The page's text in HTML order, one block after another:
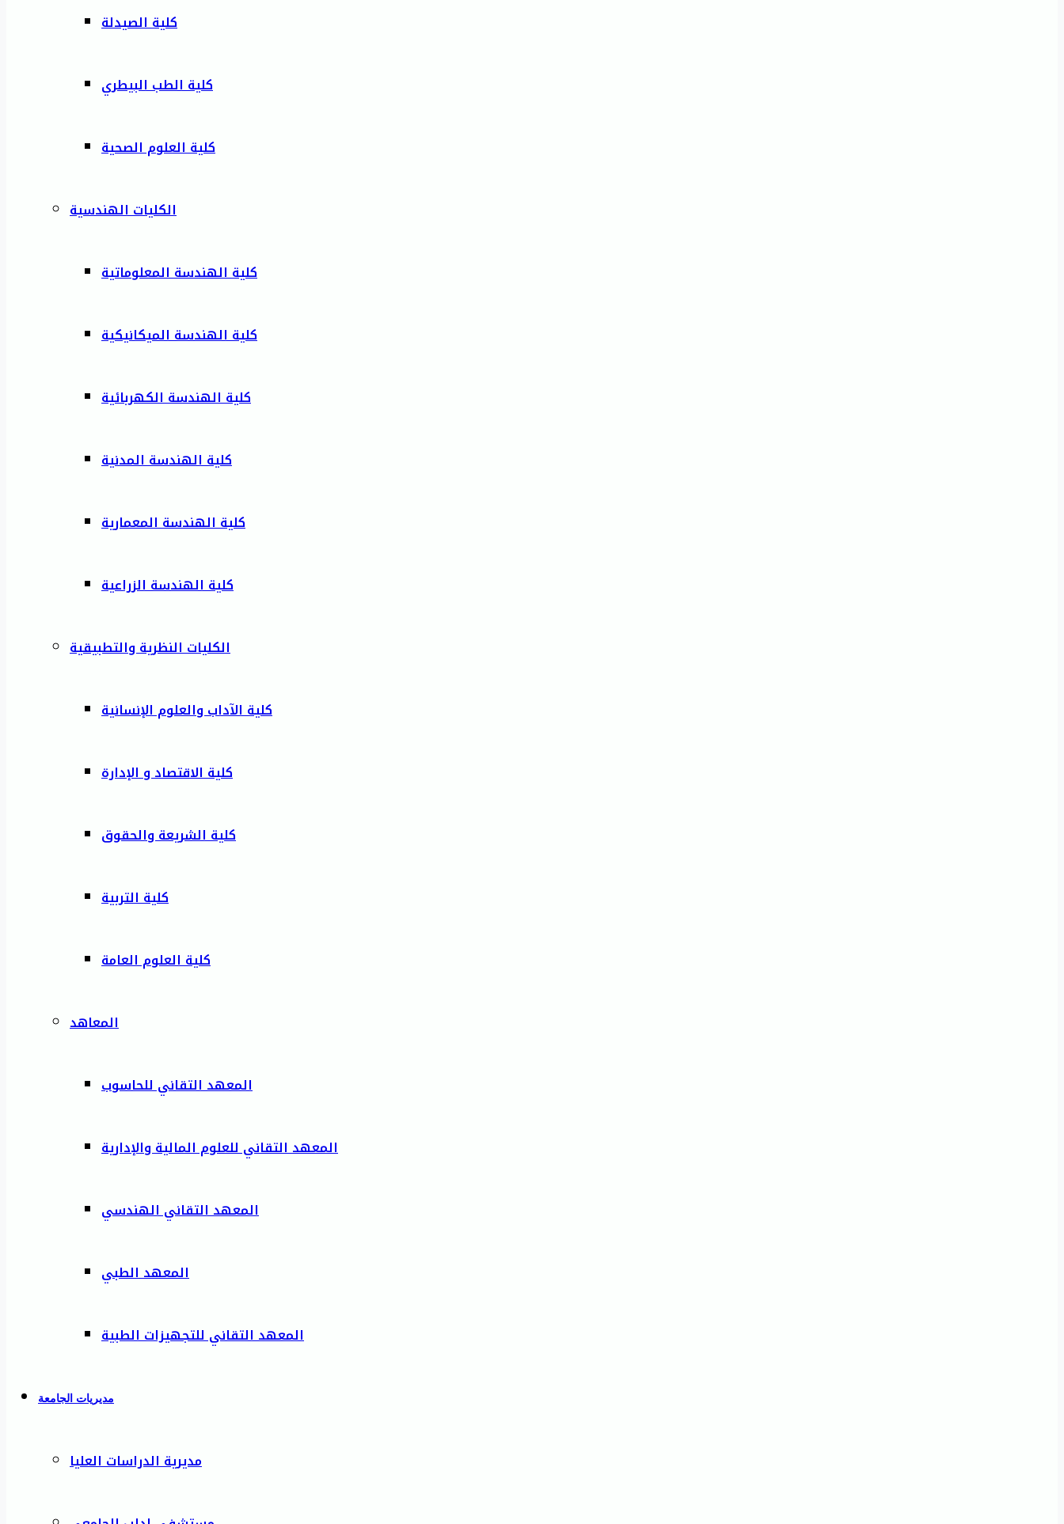
كلية الصيدلة
كلية الطب البيطري
كلية العلوم الصحية
الكليات الهندسية
كلية الهندسة المعلوماتية
كلية الهندسة الميكانيكية
كلية الهندسة الكهربائية
كلية الهندسة المدنية
كلية الهندسة المعمارية
كلية الهندسة الزراعية
الكليات النظرية والتطبيقية
كلية الآداب والعلوم الإنسانية
كلية الاقتصاد و الإدارة
كلية الشريعة والحقوق
كلية التربية
كلية العلوم العامة
المعاهد
المعهد التقاني للحاسوب
المعهد التقاني للعلوم المالية والإدارية
المعهد التقاني الهندسي
المعهد الطبي
المعهد التقاني للتجهيزات الطبية
مديريات الجامعة
مديرية الدراسات العليا